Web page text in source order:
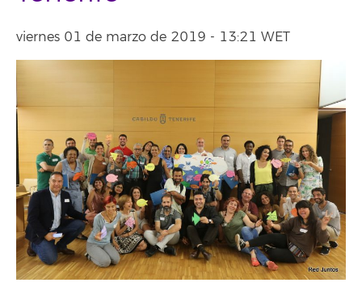
viernes 01 de marzo de 2019 - 13:21 WET